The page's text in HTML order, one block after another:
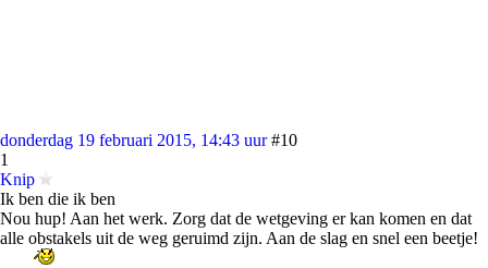
donderdag 19 februari 2015, 14:43 uur #10
1
Knip
Ik ben die ik ben
Nou hup! Aan het werk. Zorg dat de wetgeving er kan komen en dat
alle obstakels uit de weg geruimd zijn. Aan de slag en snel een beetje!